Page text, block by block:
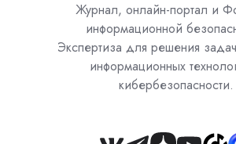
Журнал, онлайн-портал и
информационной
Экспертиза для решения
информационных
кибербезопасности.